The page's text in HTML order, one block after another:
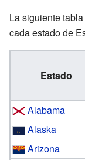
La siguiente
cada estado de
Estado
Alabama
Alaska
Arizona